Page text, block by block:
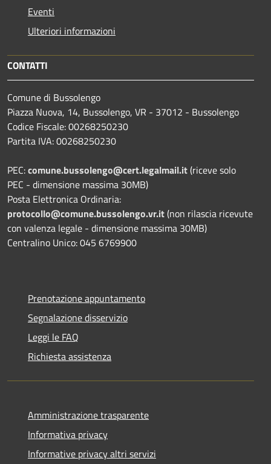
Eventi
Ulteriori informazioni
CONTATTI
Comune di Bussolengo
Piazza Nuova, 14, Bussolengo, VR - 37012 - Bussolengo
Codice Fiscale: 00268250230
Partita IVA: 00268250230
PEC:comune.bussolengo@cert.legalmail.it(riceve solo
PEC - dimensione massima 30MB)
Posta Elettronica Ordinaria:
protocollo@comune.bussolengo.vr.it(non rilascia ricevute
con valenza legale - dimensione massima 30MB)
Centralino Unico: 045 6769900
Prenotazione appuntamento
Segnalazione disservizio
Leggi le FAQ
Richiesta assistenza
Amministrazione trasparente
Informativa privacy
Informative privacy altri servizi